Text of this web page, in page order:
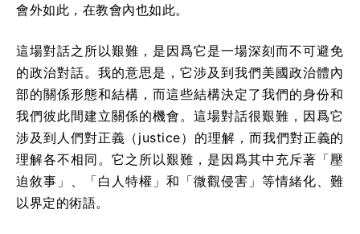
會外如此，在教會內也如此。
這場對話之所以艱難，是因爲它是一場深刻而不可避免
的政治對話。我的意思是，它涉及到我們美國政治體內
部的關係形態和結構，而這些結構決定了我們的身份和
我們彼此間建立關係的機會。這場對話很艱難，因爲它
涉及到人們對正義（justice）的理解，而我們對正義的
理解各不相同。它之所以艱難，是因爲其中充斥著「壓
迫敘事」、「白人特權」和「微觀侵害」等情緒化、難
以界定的術語。